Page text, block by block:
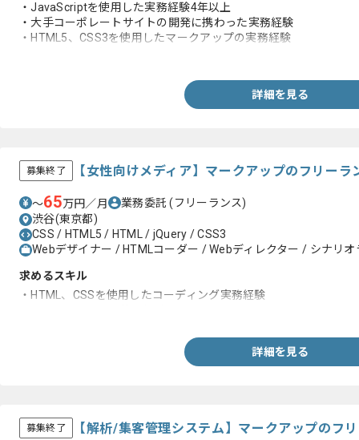
・JavaScriptを使用した実務経験4年以上
・大手コーポレートサイトの開発に携わった実務経験
・HTML5、CSS3を使用したマークアップの実務経験
詳細を見る
募集終了 【女性向けメディア】マークアップのフリーラ
〜65万円／月 業務委託(フリーランス)
渋谷(東京都)
CSS / HTML5 / HTML / jQuery / CSS3
Webデザイナー / HTMLコーダー / Webディレクター / シナリオ
求めるスキル
・HTML、CSSを使用したコーディング実務経験
詳細を見る
募集終了 【解析/集客管理システム】マークアップのフ